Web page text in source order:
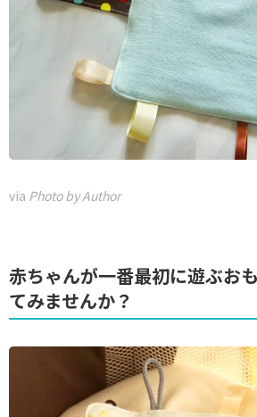
via Photo by Author
赤ちゃんが一番最初に遊ぶお
てみませんか？